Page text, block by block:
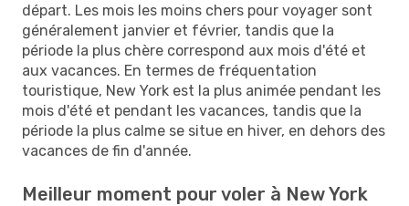
départ. Les mois les moins chers pour voyager sont
généralement janvier et février, tandis que la
période la plus chère correspond aux mois d'été et
aux vacances. En termes de fréquentation
touristique, New York est la plus animée pendant les
mois d'été et pendant les vacances, tandis que la
période la plus calme se situe en hiver, en dehors des
vacances de fin d'année.
Meilleur moment pour voler à New York